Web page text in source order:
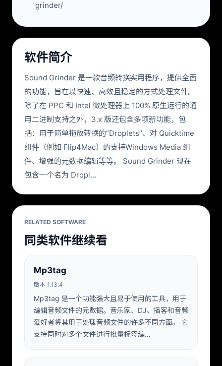
grinder/
软件简介
Sound Grinder 是一款音频转换实用程序，提供全面
的功能，旨在以快速、高效且稳定的方式处理文件。
除了在 PPC 和 Intel 微处理器上 100% 原生运行的通
用二进制支持之外，3.x 版还包含多项新功能，包
括：用于简单拖放转换的“Droplets”、对 Quicktime
组件（例如 Flip4Mac）的支持Windows Media 组
件、增强的元数据编辑等等。 Sound Grinder 现在
包含一个名为 Dropl…
RELATED SOFTWARE
同类软件继续看
Mp3tag
版本 1.13.4
Mp3tag 是一个功能强大且易于使用的工具，用于
编辑音频文件的元数据。音乐家、DJ、播客和音频
爱好者将其用于处理音频文件的许多不同方面。 它
支持同时对多个文件进行批量标签编…